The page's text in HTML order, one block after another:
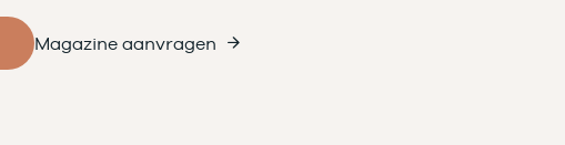
Magazine aanvragen